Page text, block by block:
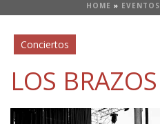
HOME » EVENTOS
Conciertos
LOS BRAZOS